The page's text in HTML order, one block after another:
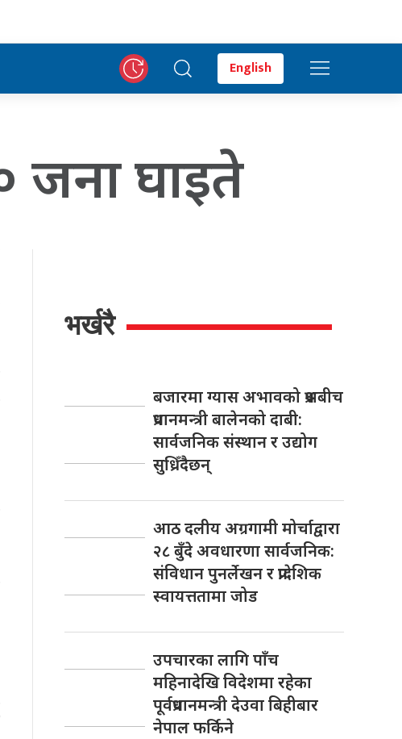
English
जना घाइते
भर्खरै
बजारमा ग्यास अभावको प्रश्नबीच
प्रधानमन्त्री बालेनको दाबी:
सार्वजनिक संस्थान र उद्योग
सुध्रिँदैछन्
आठ दलीय अग्रगामी मोर्चाद्वारा
२८ बुँदे अवधारणा सार्वजनिक:
संविधान पुनर्लेखन र प्रादेशिक
स्वायत्ततामा जोड
उपचारका लागि पाँच
महिनादेखि विदेशमा रहेका
पूर्वप्रधानमन्त्री देउवा बिहीबार
नेपाल फर्किने